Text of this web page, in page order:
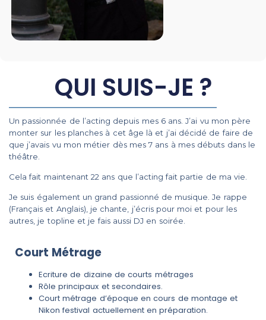
QUI SUIS-JE ?
Un passionnée de l’acting depuis mes 6 ans. J’ai vu mon père
monter sur les planches à cet âge là et j’ai décidé de faire de
que j’avais vu mon métier dès mes 7 ans à mes débuts dans le
théâtre.
Cela fait maintenant 22 ans que l’acting fait partie de ma vie.
Je suis également un grand passionné de musique. Je rappe
(Français et Anglais), je chante, j’écris pour moi et pour les
autres, je topline et je fais aussi DJ en soirée.
Court Métrage
Ecriture de dizaine de courts métrages
Rôle principaux et secondaires.
Court métrage d’époque en cours de montage et
Nikon festival actuellement en préparation.